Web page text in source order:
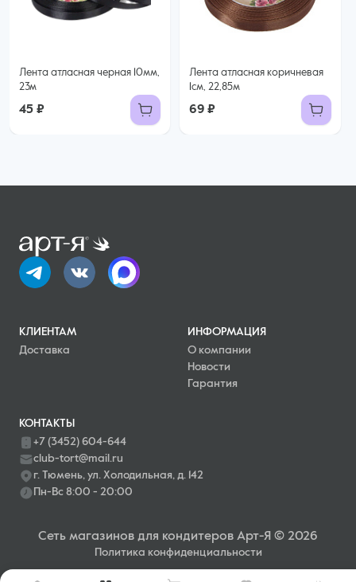
Лента атласная черная 10мм,
23м
45 ₽
Лента атласная коричневая
1см, 22,85м
69 ₽
КЛИЕНТАМ
Доставка
ИНФОРМАЦИЯ
О компании
Новости
Гарантия
КОНТАКТЫ
+7 (3452) 604-644
club-tort@mail.ru
г. Тюмень, ул. Холодильная, д. 142
Пн-Вс 8:00 - 20:00
Сеть магазинов для кондитеров Арт-Я © 2026
Политика конфиденциальности